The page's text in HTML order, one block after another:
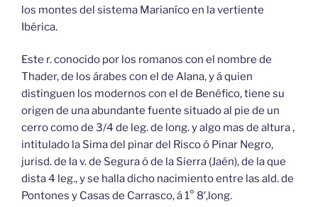
los montes del sistema Marianíco en la vertiente
Ibérica.
Este r. conocido por los romanos con el nombre de
Thader, de los árabes con el de Alana, y á quien
distinguen los modernos con el de Benéfico, tiene su
origen de una abundante fuente situado al pie de un
cerro como de 3/4 de leg. de long. y algo mas de altura ,
intitulado la Sima del pinar del Risco ó Pinar Negro,
jurisd. de la v. de Segura ó de la Sierra (Jaén), de la que
dista 4 leg., y se halla dicho nacimiento entre las ald. de
Pontones y Casas de Carrasco, á 1° 8′,long.